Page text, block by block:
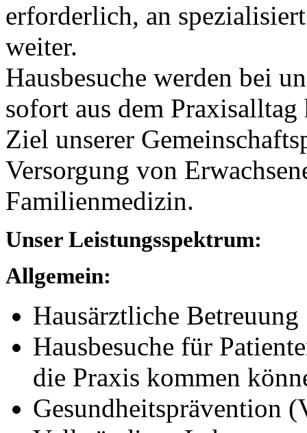
erforderlich, an
weiter.
Hausbesuche werden bei
sofort aus dem Praxisalltag
Ziel unserer
Versorgung von
Familienmedizin.
Unser Leistungsspektrum:
Allgemein:
Hausärztliche Betreuung
Hausbesuche für
die Praxis kommen
Gesundheitsprävention